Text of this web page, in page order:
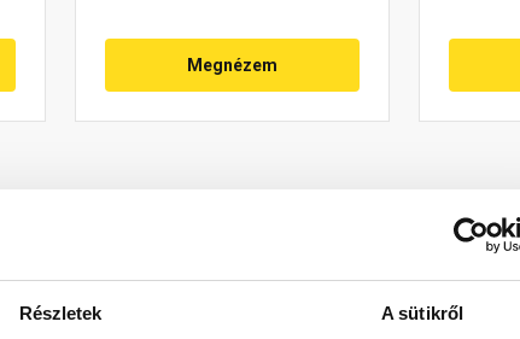
Részletek A sütikről
Megnézem